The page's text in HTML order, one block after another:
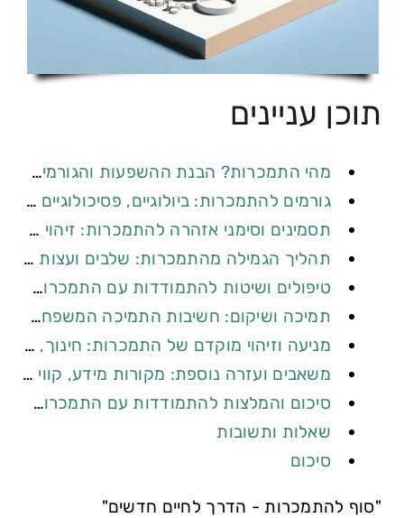
תוכן עניינים
מהי התמכרות? הבנת ההשפעות והגורמים להתמכרויות
גורמים להתמכרות: ביולוגיים, פסיכולוגיים וחברתיים
תסמינים וסימני אזהרה להתמכרות: זיהוי מוקדם ומניעה
תהליך הגמילה מהתמכרות: שלבים ועצות מעשיות
טיפולים ושיטות להתמודדות עם התמכרות: תרופות, פסיכולוגיה ואלטרנטיבות
תמיכה ושיקום: חשיבות התמיכה המשפחתית והחברתית בגמילה מהתמכרות
מניעה וזיהוי מוקדם של התמכרות: חינוך, הסברה ויצירת סביבה תומכת
משאבים ועזרה נוספת: מקורות מידע, קווי חירום וייעוץ
סיכום והמלצות להתמודדות עם התמכרות: חזרה על הנקודות המרכזיות
שאלות ותשובות
סיכום
"סוף להתמכרות - הדרך לחיים חדשים"